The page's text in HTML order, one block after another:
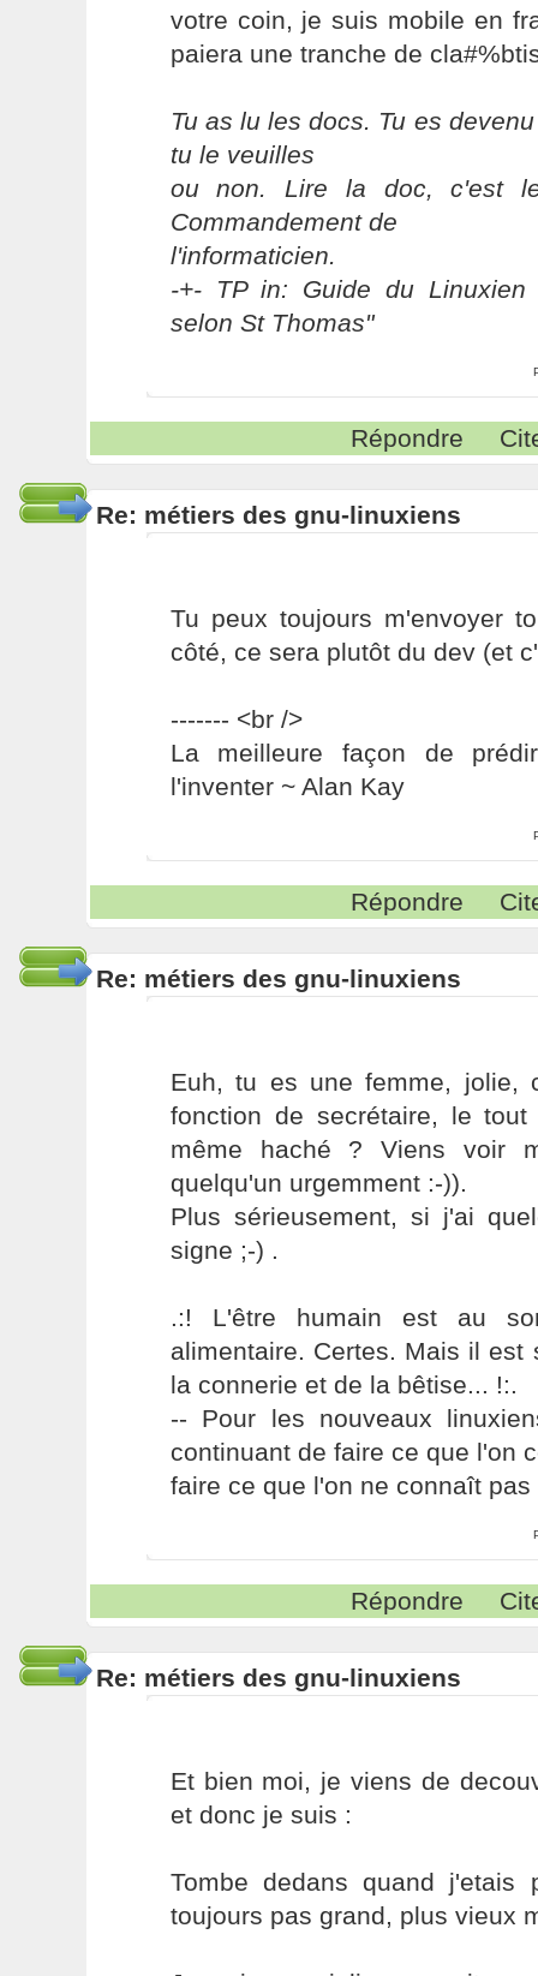
votre coin, je suis mobile en
paiera une tranche de
Tu as lu les docs. Tu es
tu le veuilles
ou non. Lire la doc, c'est
Commandement de
l'informaticien.
-+- TP in: Guide du Linuxien
selon St Thomas"
Répondre
Re: métiers des gnu-linuxiens
Tu peux toujours m'envoyer
côté, ce sera plutôt du dev (et
------- <br />
La meilleure façon de
l'inventer ~ Alan Kay
Répondre
Re: métiers des gnu-linuxiens
Euh, tu es une femme, jolie,
fonction de secrétaire, le
même haché ? Viens voir
quelqu'un urgemment :-)).
Plus sérieusement, si j'ai
signe ;-) .
.:! L'être humain est au
alimentaire. Certes. Mais il est
la connerie et de la bêtise... !:.
-- Pour les nouveaux
continuant de faire ce que l'on
faire ce que l'on ne connaît pas
Répondre
Re: métiers des gnu-linuxiens
Et bien moi, je viens de
et donc je suis :
Tombe dedans quand j'etais
toujours pas grand, plus vieux